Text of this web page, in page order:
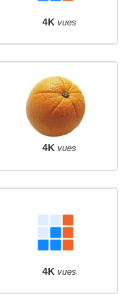
4K vues
4K vues
4K vues